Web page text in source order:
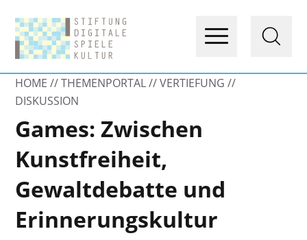
HOME THEMENPORTAL
VERTIEFUNG
DISKUSSION
Games: Zwischen
Kunstfreiheit,
Gewaltdebatte und
Erinnerungskultur